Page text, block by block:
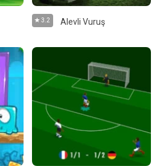
3.2 Alevli Vuruş